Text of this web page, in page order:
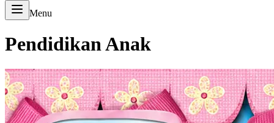
Menu
Pendidikan Anak